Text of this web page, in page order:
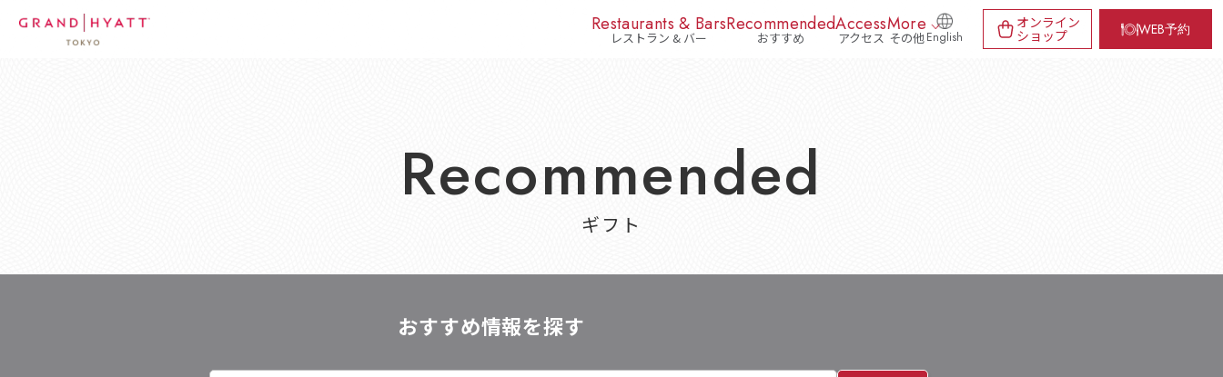
Restaurants & Bars
レストラン & バー
Recommended
おすすめ
Access
アクセス
More
その他English
オンライン
ショップ WEB予約
Recommended
ギフト
おすすめ情報を探す